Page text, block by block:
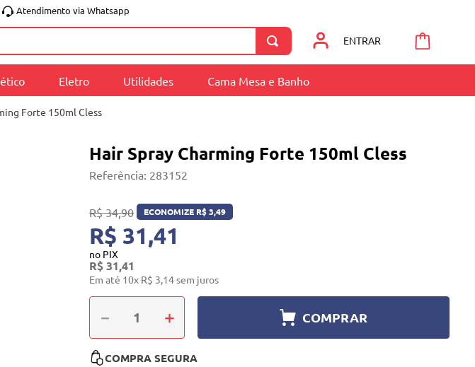
Atendimento via Whatsapp
ENTRAR
Eletro Utilidades Cama Mesa e Banho
Forte 150ml Cless
Hair Spray Charming Forte 150ml Cless
Referência: 283152
R$ 34,90 ECONOMIZE R$3,49
R$ 31,41
no PIX
R$31,41
Em até 10x R$ 3,14sem juros
＋
－ COMPRAR
COMPRA SEGURA